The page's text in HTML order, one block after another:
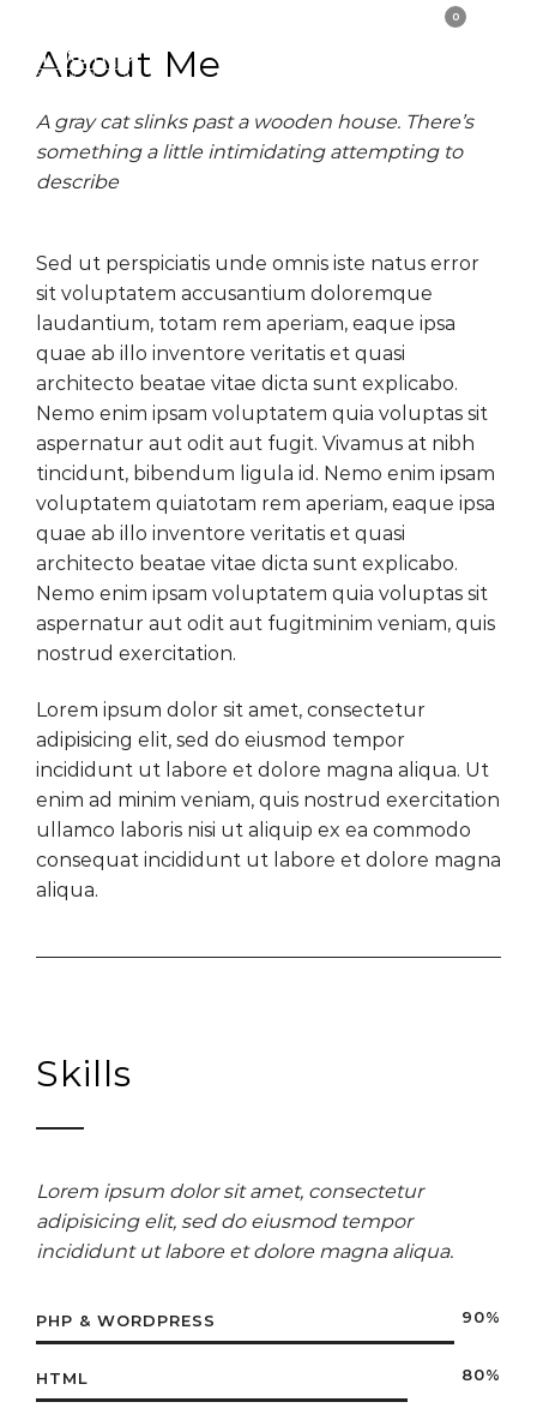
0
About Me
A gray cat slinks past a wooden house. There’s
something a little intimidating attempting to
describe
Sed ut perspiciatis unde omnis iste natus error
sit voluptatem accusantium doloremque
laudantium, totam rem aperiam, eaque ipsa
quae ab illo inventore veritatis et quasi
architecto beatae vitae dicta sunt explicabo.
Nemo enim ipsam voluptatem quia voluptas sit
aspernatur aut odit aut fugit. Vivamus at nibh
tincidunt, bibendum ligula id. Nemo enim ipsam
voluptatem quiatotam rem aperiam, eaque ipsa
quae ab illo inventore veritatis et quasi
architecto beatae vitae dicta sunt explicabo.
Nemo enim ipsam voluptatem quia voluptas sit
aspernatur aut odit aut fugitminim veniam, quis
nostrud exercitation.
Lorem ipsum dolor sit amet, consectetur
adipisicing elit, sed do eiusmod tempor
incididunt ut labore et dolore magna aliqua. Ut
enim ad minim veniam, quis nostrud exercitation
ullamco laboris nisi ut aliquip ex ea commodo
consequat incididunt ut labore et dolore magna
aliqua.
Skills
Lorem ipsum dolor sit amet, consectetur
adipisicing elit, sed do eiusmod tempor
incididunt ut labore et dolore magna aliqua.
PHP & WORDPRESS 90%
HTML 80%